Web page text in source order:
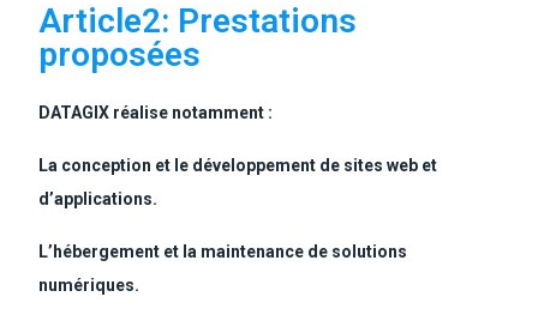
Article2: Prestations
proposées
DATAGIX réalise notamment :
La conception et le développement de sites web et
d’applications.
L’hébergement et la maintenance de solutions
numériques.